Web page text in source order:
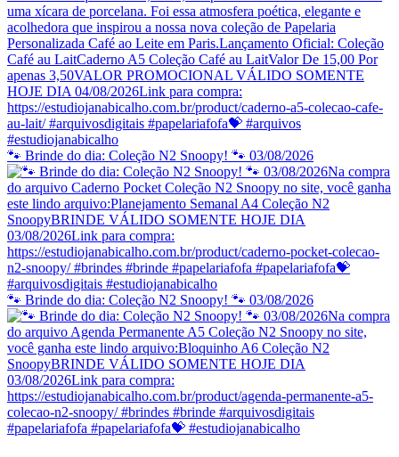
🐾 Brinde do dia: Coleção N2 Snoopy! 🐾 03/08/2026
🐾 Brinde do dia: Coleção N2 Snoopy! 🐾 03/08/2026